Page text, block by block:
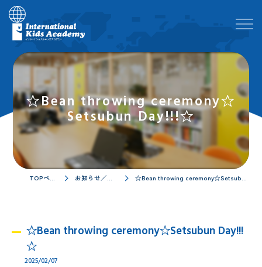
☆Bean throwing ceremony☆
Setsubun Day!!!☆
TOPページ お知らせ／ブログ ☆Bean throwing ceremony☆Setsubun Day!!!☆
☆Bean throwing ceremony☆Setsubun Day!!!
☆
2025/02/07